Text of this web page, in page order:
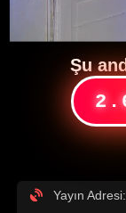
Şu
Yayın Adresi: